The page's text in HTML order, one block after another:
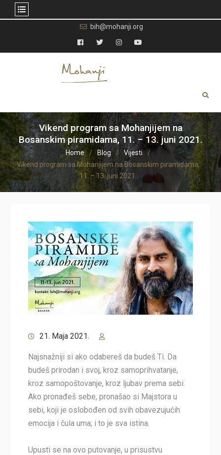
content
bih@mohanji.org
Facebook
TwitterInstagramYouTube
Vikend program sa Mohanjijem na
Bosanskim piramidama, 11. – 13. juni 2021.
Home Blog
Vijesti
Vikend program sa Mohanjijem na Bosanskim piramidama,
11. – 13. juni 2021.
21. Maja 2021.
Najsnažniji si ako odabereš da budeš Ti. Da
budeš prirodan i svoj, kroz samoprihvatanje,
kroz samopoštovanje, kroz ljubav prema sebi.
Ako pronađeš sebe, pronašao si Majstora u
sebi, koji je oslobođen od svih obavezujućih
emocija i čula uma; i to je sva istina.
Upusti se na ovo putovanje, u prisustvu